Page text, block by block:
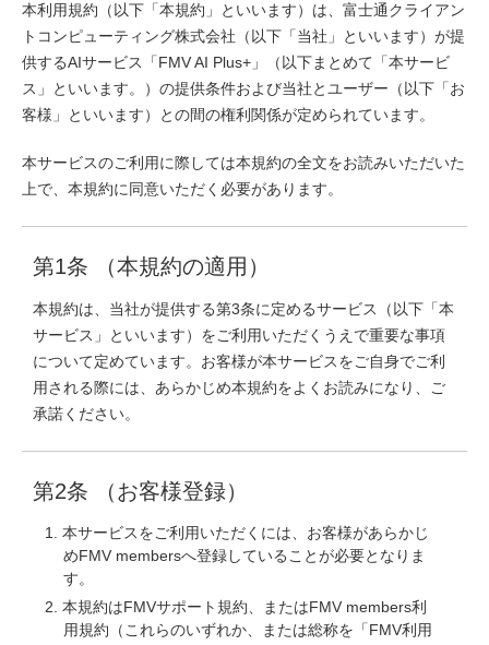
本利用規約（以下「本規約」といいます）は、富士通クライアン
トコンピューティング株式会社（以下「当社」といいます）が提
供するAIサービス「FMV AI Plus+」（以下まとめて「本サービ
ス」といいます。）の提供条件および当社とユーザー（以下「お
客様」といいます）との間の権利関係が定められています。
本サービスのご利用に際しては本規約の全文をお読みいただいた
上で、本規約に同意いただく必要があります。
第1条 （本規約の適用）
本規約は、当社が提供する第3条に定めるサービス（以下「本
サービス」といいます）をご利用いただくうえで重要な事項
について定めています。お客様が本サービスをご自身でご利
用される際には、あらかじめ本規約をよくお読みになり、ご
承諾ください。
第2条 （お客様登録）
本サービスをご利用いただくには、お客様があらかじ
めFMV membersへ登録していることが必要となりま
す。
本規約はFMVサポート規約、またはFMV members利
用規約（これらのいずれか、または総称を「FMV利用